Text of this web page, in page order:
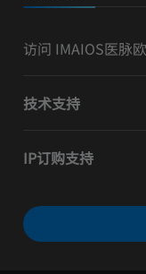
访问 IMAIOS医脉
技术支持
IP订购支持